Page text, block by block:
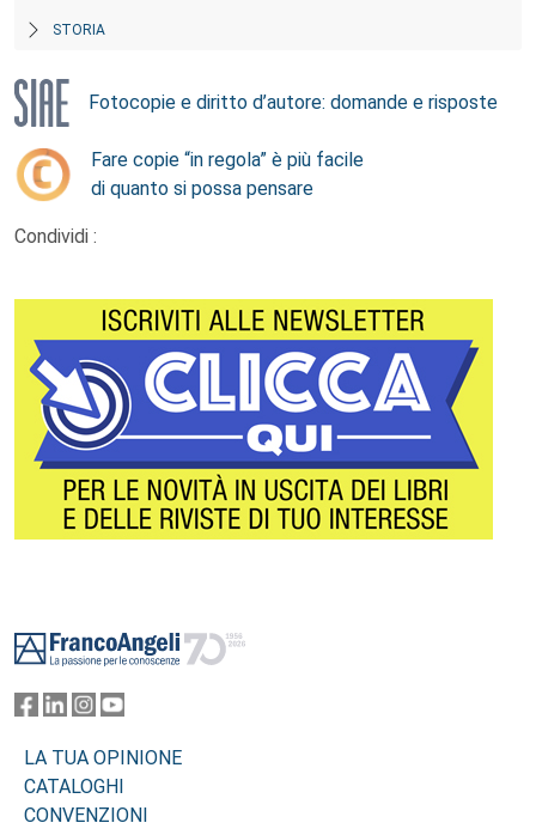
STORIA
Fotocopie e diritto d’autore: domande e risposte
Fare copie “in regola” è più facile
di quanto si possa pensare
Condividi :
LA TUA OPINIONE
CATALOGHI
CONVENZIONI